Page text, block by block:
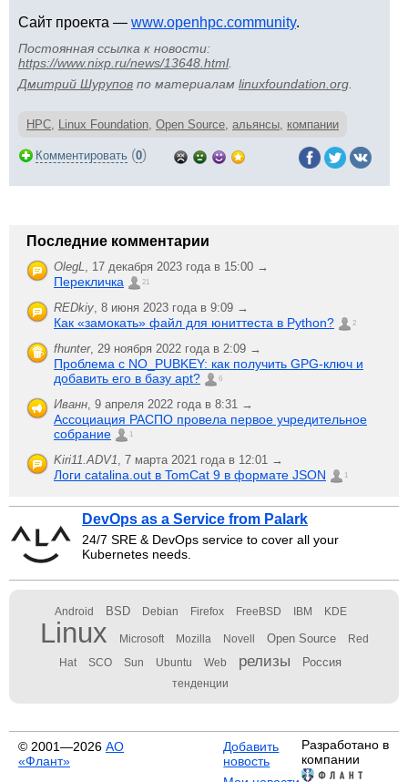
Сайт проекта — www.openhpc.community.
Постоянная ссылка к новости:
https://www.nixp.ru/news/13648.html.
Дмитрий Шурупов по материалам linuxfoundation.org
HPC, Linux Foundation, Open Source, альянсы, компании
Комментировать (0)
Последние комментарии
OlegL, 17 декабря 2023 года в 15:00 →
Перекличка 21
REDkiy, 8 июня 2023 года в 9:09 →
Как «замокать» файл для юниттеста в Python? 2
fhunter, 29 ноября 2022 года в 2:09 →
Проблема с NO_PUBKEY: как получить GPG-ключ и
добавить его в базу apt?
6
Иванн, 9 апреля 2022 года в 8:31 →
Ассоциация РАСПО провела первое учредительное
собрание
1
Kiri11.ADV1, 7 марта 2021 года в 12:01 →
Логи catalina.out в TomCat 9 в формате JSON 1
DevOps as a Service from Palark
24/7 SRE & DevOps service to cover all your
Kubernetes needs.
Android BSD Debian Firefox FreeBSD IBM KDE
Linux Microsoft Mozilla Novell Open Source Red
Hat SCO Sun Ubuntu Web релизы Россия
тенденции
© 2001—2026 АО
«Флант»
Добавить
новость
Разработано в
компании